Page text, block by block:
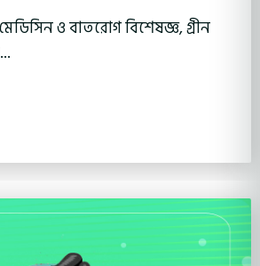
ও বাতরোগ বিশেষজ্ঞ, গ্রীন